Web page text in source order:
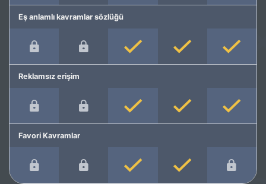
Eş anlamlı kavramlar sözlüğü
Reklamsız erişim
Favori Kavramlar